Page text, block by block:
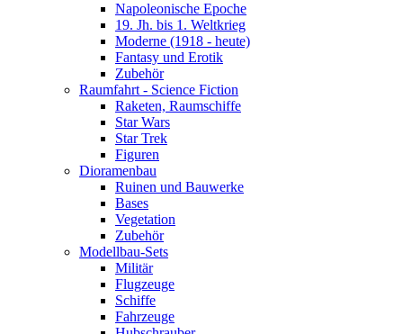
Napoleonische Epoche
19. Jh. bis 1. Weltkrieg
Moderne (1918 - heute)
Fantasy und Erotik
Zubehör
Raumfahrt - Science Fiction
Raketen, Raumschiffe
Star Wars
Star Trek
Figuren
Dioramenbau
Ruinen und Bauwerke
Bases
Vegetation
Zubehör
Modellbau-Sets
Militär
Flugzeuge
Schiffe
Fahrzeuge